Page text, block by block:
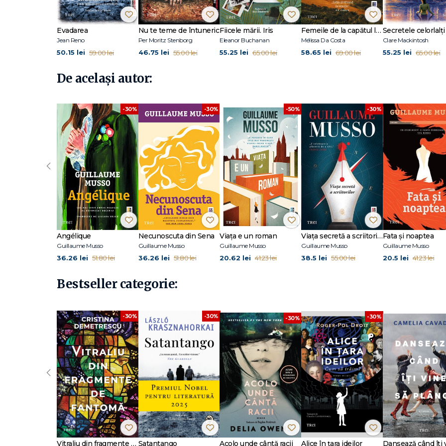
descopere plăcerea scrisului, care nu l-a mai părăsit de atunci. La 19 ani, a plecat în Statele Unite, unde a petrecut câteva luni la
în New Jersey, vânzând înghețată și locuind împreună cu muncitori din diverse țări. Cu mintea doldora de povești, s-a întors în
licența în științe economice și a fost o vreme profesor. Cu cărți traduse în 47 de limbi și vândute în peste 34 milioane de exemplare în
întreaga lume, Musso este unul dintre cei mai apreciați autori francezi de thrillere. La Editura Trei , de același autor au apărut
Fata şi noaptea
Viața secretă a scriitorilor,Viața e un roman ,Necunoscuta din SenașiAngélique
Evadarea
Jean Reno
50.15 lei 59.00 lei
Nu te teme de întuneric
Per Moritz Stenborg
46.75 lei 55.00 lei
Fiicele mării. Iris
Eleanor Buchanan
55.25 lei 65.00 lei
Femeile de la capătul lumii
Mélissa Da Costa
58.65 lei 69.00 lei
Secretele celorlalți
Clare Mackintosh
55.25 lei 65.00 lei
De același autor:
-30%
Angélique
Guillaume Musso
36.26 lei 51.80 lei
-30%
Necunoscuta din Sena
Guillaume Musso
36.26 lei 51.80 lei
-50%
Viața e un roman
Guillaume Musso
20.62 lei 41.23 lei
-30%
Viața secretă a scriitorilor
Guillaume Musso
38.5 lei 55.00 lei
Fata și noaptea
Guillaume Musso
20.5 lei 41.23 lei
‹
Bestseller categorie:
-30%
Vitraliu din fragmente de fantomă
-30%
Satantango
-30%
Acolo unde cântă racii
-30%
Alice în țara ideilor
‹